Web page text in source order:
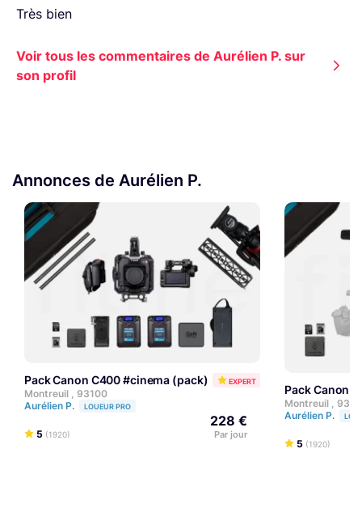
Très bien
Voir tous les commentaires de Aurélien P. sur
son profil
Annonces de Aurélien P.
Pack Canon C400 #cinema (pack) EXPERT
Montreuil , 93100
Aurélien P.
LOUEUR PRO
5 (1920)
228 €
Par jour
Pack Canon
Montreuil ,
Aurélien P.
5 (1920)